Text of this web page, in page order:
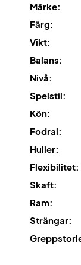
Dessutom
Märke:
Färg:
Vikt:
Balans:
Nivå:
Spelstil:
Kön:
Fodral:
Huller:
Flexibilitet:
Skaft:
Ram:
Strängar: